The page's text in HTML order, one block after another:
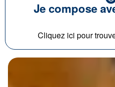
Je compose
Cliquez ici pour